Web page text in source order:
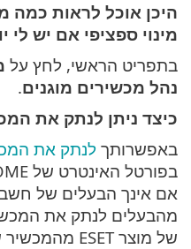
היכן אוכל לראות כמה
מינוי ספציפי אם יש לי
בתפריט הראשי, לחץ על
נהל מכשירים מוגנים.
כיצד ניתן לנתק את
באפשרותך לנתק את
מהבעלים לנתק את
של מוצר ESET מהמכשיר שלך.